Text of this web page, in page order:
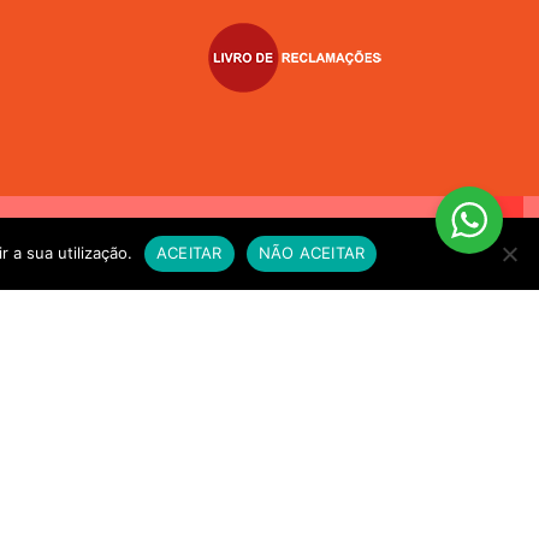
EXPRESSO sempre que compre alimento vivo a fim de
necessário. OBRIGADO
a sua utilização. ACEITAR NÃO ACEITAR